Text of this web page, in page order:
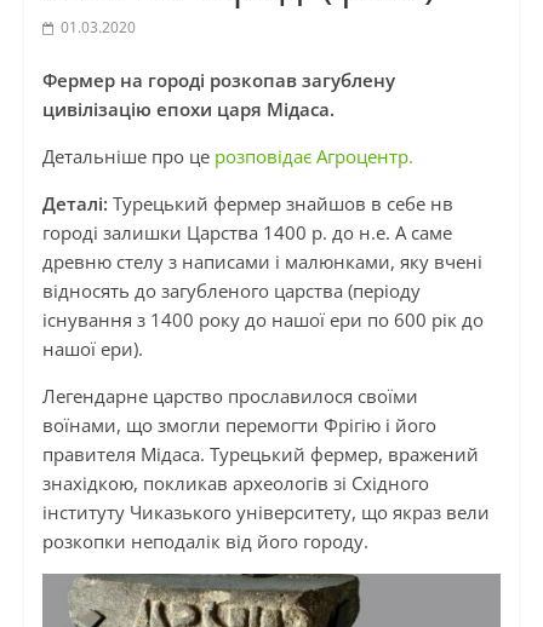
01.03.2020
Фермер на городі розкопав загублену
цивілізацію епохи царя Мідаса.
Детальніше про це розповідає Агроцентр.
Деталі: Турецький фермер знайшов в себе нв
городі залишки Царства 1400 р. до н.е. А саме
древню стелу з написами і малюнками, яку вчені
відносять до загубленого царства (періоду
існування з 1400 року до нашої ери по 600 рік до
нашої ери).
Легендарне царство прославилося своїми
воїнами, що змогли перемогти Фрігію і його
правителя Мідаса. Турецький фермер, вражений
знахідкою, покликав археологів зі Східного
інституту Чиказького університету, що якраз вели
розкопки неподалік від його городу.